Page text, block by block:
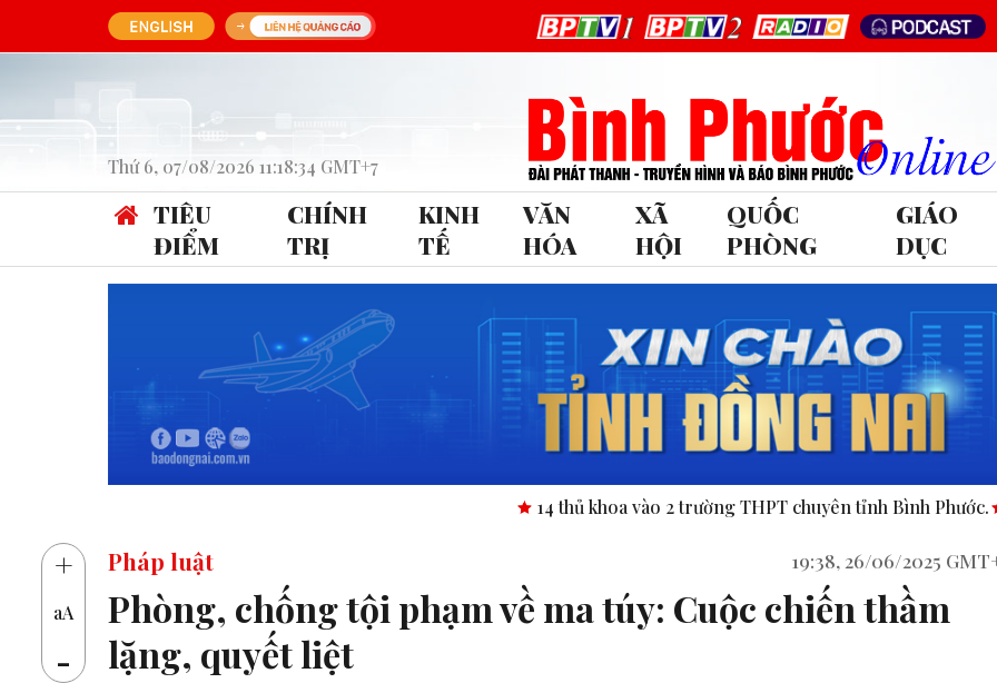
Thứ 6, 07/08/2026 11:18:34 GMT+7
TIÊU
ĐIỂM
CHÍNH
TRỊ
KINH
TẾ
VĂN
HÓA
XÃ
HỘI
QUỐC
PHÒNG
GIÁO
DỤC
14 thủ khoa vào 2 trường THPT chuyên tỉnh Bình Phước. Công bố nghị
+
aA
-
Pháp luật 19:38, 26/06/2025
Phòng, chống tội phạm về ma túy: Cuộc chiến thầm
lặng, quyết liệt